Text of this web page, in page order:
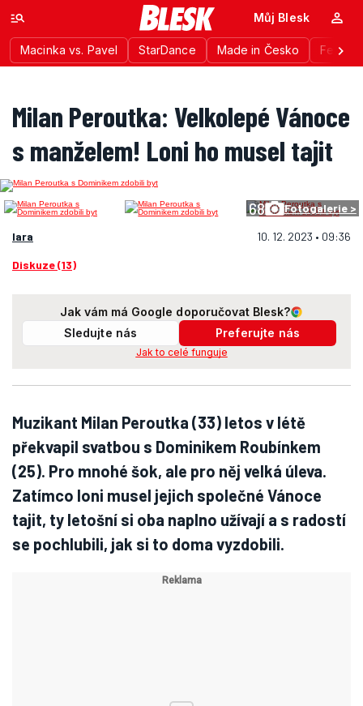
Macinka vs. Pavel StarDance Made in Česko
Můj Blesk
Milan Peroutka: Velkolepé Vánoce
s manželem! Loni ho musel tajit
68 Fotogalerie >
lara 10. 12. 2023 • 09:36
Diskuze (13)
Jak vám má Google doporučovat Blesk?
Sledujte nás
Preferujte nás
Jak to celé funguje
Muzikant Milan Peroutka (33) letos v létě
překvapil svatbou s Dominikem Roubínkem
(25). Pro mnohé šok, ale pro něj velká úleva.
Zatímco loni musel jejich společné Vánoce
tajit, ty letošní si oba naplno užívají a s radostí
se pochlubili, jak si to doma vyzdobili.